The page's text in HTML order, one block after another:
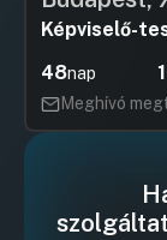
Képviselő-
48nap
Meghívó